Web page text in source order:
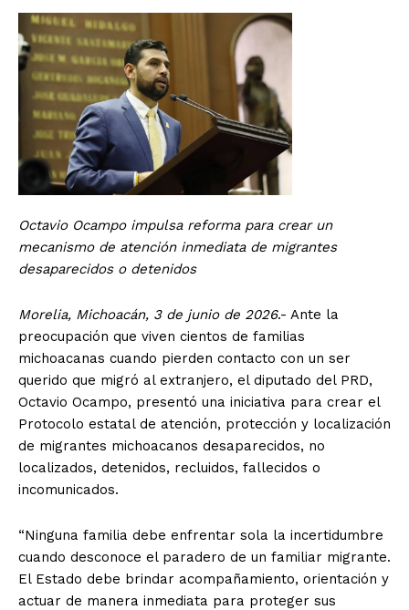
Octavio Ocampo impulsa reforma para crear un
mecanismo de atención inmediata de migrantes
desaparecidos o detenidos
Morelia, Michoacán, 3 de junio de 2026.- Ante la
preocupación que viven cientos de familias
michoacanas cuando pierden contacto con un ser
querido que migró al extranjero, el diputado del PRD,
Octavio Ocampo, presentó una iniciativa para crear el
Protocolo estatal de atención, protección y localización
de migrantes michoacanos desaparecidos, no
localizados, detenidos, recluidos, fallecidos o
incomunicados.
“Ninguna familia debe enfrentar sola la incertidumbre
cuando desconoce el paradero de un familiar migrante.
El Estado debe brindar acompañamiento, orientación y
actuar de manera inmediata para proteger sus